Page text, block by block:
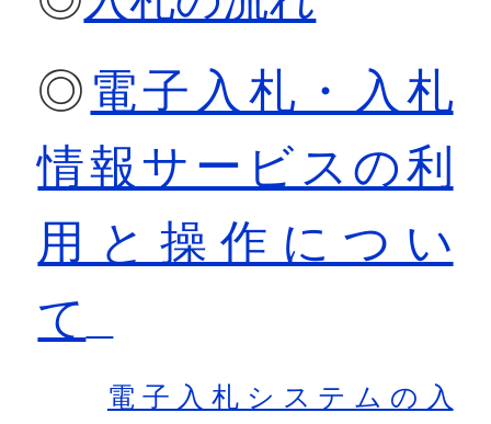
◎ 電子入札・入札
情報サービスの利
用と操作につい
て
電子入札システムの入